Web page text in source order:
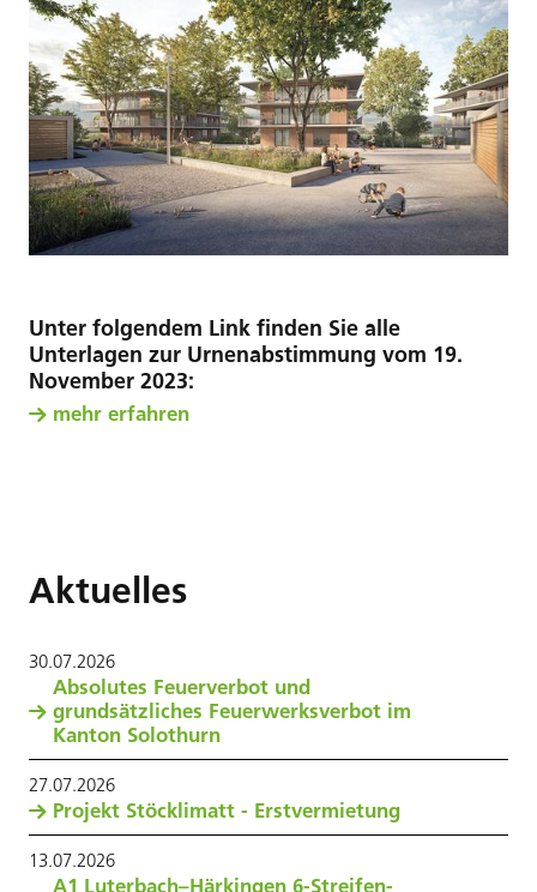
Unter folgendem Link finden Sie alle
Unterlagen zur Urnenabstimmung vom 19.
November 2023:
mehr erfahren
Aktuelles
30.07.2026
Absolutes Feuerverbot und
grundsätzliches Feuerwerksverbot im
Kanton Solothurn
27.07.2026
Projekt Stöcklimatt - Erstvermietung
13.07.2026
A1 Luterbach–Härkingen 6-Streifen-